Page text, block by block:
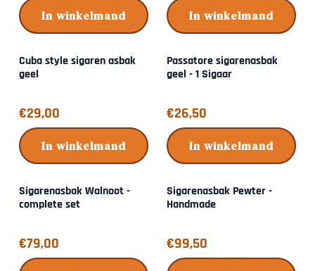
In winkelmand In winkelmand
Cuba style sigaren asbak
geel
Prijs: 29,00
€29,00
In winkelmand
Passatore sigarenasbak
geel - 1 Sigaar
Prijs: 26,50
€26,50
In winkelmand
Sigarenasbak Walnoot -
complete set
Prijs: 79,00
€79,00
Sigarenasbak Pewter -
Handmade
Prijs: 99,50
€99,50